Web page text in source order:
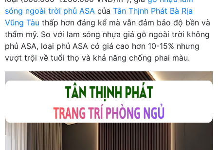
sóng ngoài trời phủ ASA của Tân Thịnh Phát Bà Rịa
Vũng Tàu thấp hơn đáng kể mà vẫn đảm bảo độ bền và
thẩm mỹ. So với lam sóng nhựa giả gỗ ngoài trời không
phủ ASA, loại phủ ASA có giá cao hơn 10-15% nhưng
vượt trội về tuổi thọ và khả năng chống phai màu.